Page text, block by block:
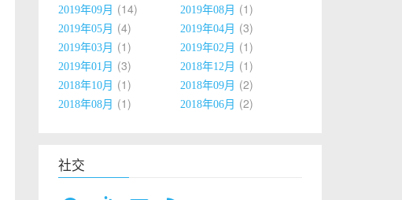
2019年09月 14 2019年08月 1
2019年05月 4 2019年04月 3
2019年03月 1 2019年02月 1
2019年01月 3 2018年12月 1
2018年10月 1 2018年09月 2
2018年08月 1 2018年06月 2
社交